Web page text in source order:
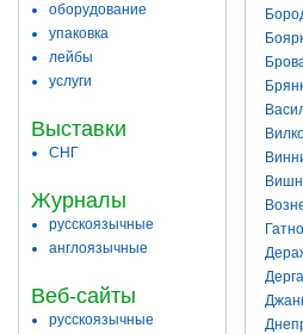
оборудование
упаковка
лейбы
услуги
Выставки
СНГ
Журналы
русскоязычные
англоязычные
Веб-сайты
русскоязычные